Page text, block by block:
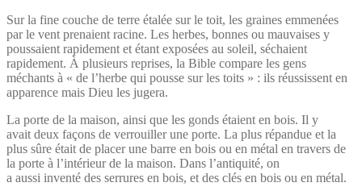
Sur la fine couche de terre étalée sur le toit, les graines emmenées
par le vent prenaient racine. Les herbes, bonnes ou mauvaises y
poussaient rapidement et étant exposées au soleil, séchaient
rapidement. À plusieurs reprises, la Bible compare les gens
méchants à « de l’herbe qui pousse sur les toits » : ils réussissent en
apparence mais Dieu les jugera.
La porte de la maison, ainsi que les gonds étaient en bois. Il y
avait deux façons de verrouiller une porte. La plus répandue et la
plus sûre était de placer une barre en bois ou en métal en travers de
la porte à l’intérieur de la maison. Dans l’antiquité, on
a aussi inventé des serrures en bois, et des clés en bois ou en métal.